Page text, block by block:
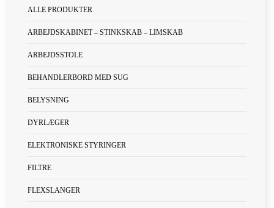
ALLE PRODUKTER
ARBEJDSKABINET – STINKSKAB – LIMSKAB
ARBEJDSSTOLE
BEHANDLERBORD MED SUG
BELYSNING
DYRLÆGER
ELEKTRONISKE STYRINGER
FILTRE
FLEXSLANGER